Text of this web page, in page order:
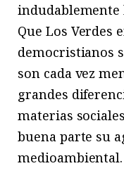
indudablemente
Que Los Verdes
democristianos
son cada vez
grandes
materias
buena parte su
medioambiental.